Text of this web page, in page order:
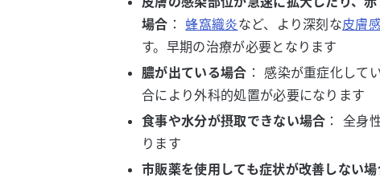
場合 ： 蜂窩織炎など、より深刻な皮膚
す。早期の治療が必要となります
膿が出ている場合 ： 感染が重症化して
合により外科的処置が必要になります
食事や水分が摂取できない場合 ： 全身
ります
市販薬を使用しても症状が改善しない